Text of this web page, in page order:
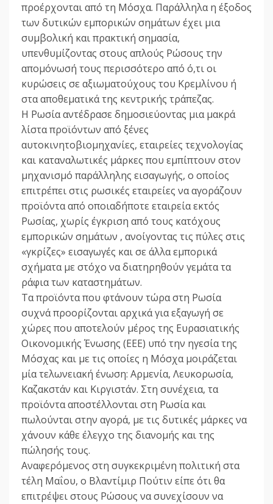
προέρχονται από τη Μόσχα. Παράλληλα η έξοδος
των δυτικών εμπορικών σημάτων έχει μια
συμβολική και πρακτική σημασία,
υπενθυμίζοντας στους απλούς Ρώσους την
απομόνωσή τους περισσότερο από ό,τι οι
κυρώσεις σε αξιωματούχους του Κρεμλίνου ή
στα αποθεματικά της κεντρικής τράπεζας.
Η Ρωσία αντέδρασε δημοσιεύοντας μια μακρά
λίστα προϊόντων από ξένες
αυτοκινητοβιομηχανίες, εταιρείες τεχνολογίας
και καταναλωτικές μάρκες που εμπίπτουν στον
μηχανισμό παράλληλης εισαγωγής, ο οποίος
επιτρέπει στις ρωσικές εταιρείες να αγοράζουν
προϊόντα από οποιαδήποτε εταιρεία εκτός
Ρωσίας, χωρίς έγκριση από τους κατόχους
εμπορικών σημάτων , ανοίγοντας τις πύλες στις
«γκρίζες» εισαγωγές και σε άλλα εμπορικά
σχήματα με στόχο να διατηρηθούν γεμάτα τα
ράφια των καταστημάτων.
Τα προϊόντα που φτάνουν τώρα στη Ρωσία
συχνά προορίζονται αρχικά για εξαγωγή σε
χώρες που αποτελούν μέρος της Ευρασιατικής
Οικονομικής Ένωσης (ΕΕΕ) υπό την ηγεσία της
Μόσχας και με τις οποίες η Μόσχα μοιράζεται
μία τελωνειακή ένωση: Αρμενία, Λευκορωσία,
Καζακστάν και Κιργιστάν. Στη συνέχεια, τα
προϊόντα αποστέλλονται στη Ρωσία και
πωλούνται στην αγορά, με τις δυτικές μάρκες να
χάνουν κάθε έλεγχο της διανομής και της
πώλησής τους.
Αναφερόμενος στη συγκεκριμένη πολιτική στα
τέλη Μαΐου, ο Βλαντίμιρ Πούτιν είπε ότι θα
επιτρέψει στους Ρώσους να συνεχίσουν να